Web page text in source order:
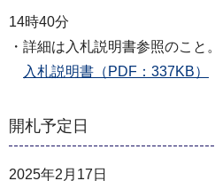
14時40分
・詳細は入札説明書参照のこと。
入札説明書（PDF：337KB）
開札予定日
2025年2月17日